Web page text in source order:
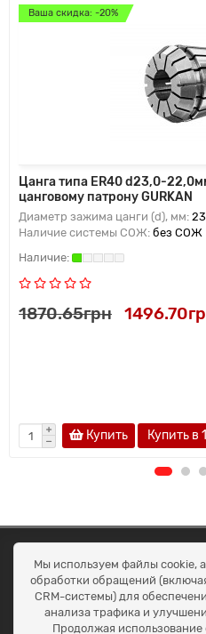
Ваша скидка: -20%
Цанга типа ER40 d23,0-
цанговому патрону GURKAN
Диаметр зажима цанги (d), мм:
Наличие системы СОЖ: без СОЖ
1870.65грн
Купить Купить в
ОКЕАН ТРЕЙД
Договір публичної оферти
Доставка та оплата
Наші контакти
Умови повернення
Мы используем файлы cookie,
обработки обращений
CRM-системы) для
анализа трафика и
Продолжая